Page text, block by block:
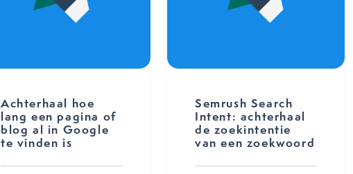
Achterhaal hoe
lang een pagina of
blog al in Google
te vinden is
Semrush Search
Intent: achterhaal
de zoekintentie
van een zoekwoord